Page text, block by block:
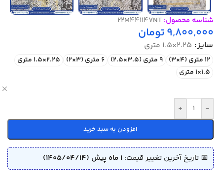
شناسه محصول: 22M441147NT
9,800,000تومان
سایز 2.25×1.5 متری
12 متری (4×3) 9 متری (3.5×2.5) 6 متری (3×2)
2.25×1.5 متری
1.5×1 متری
-
+
افزودن به سبد خرید
📅 تاریخ آخرین تغییر قیمت: 1 ماه پیش (1405/04/14)